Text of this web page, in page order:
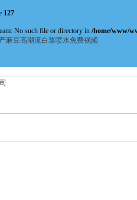
127
No such file or directory in /home/www/
麻豆高潮流白浆喷水免费视频